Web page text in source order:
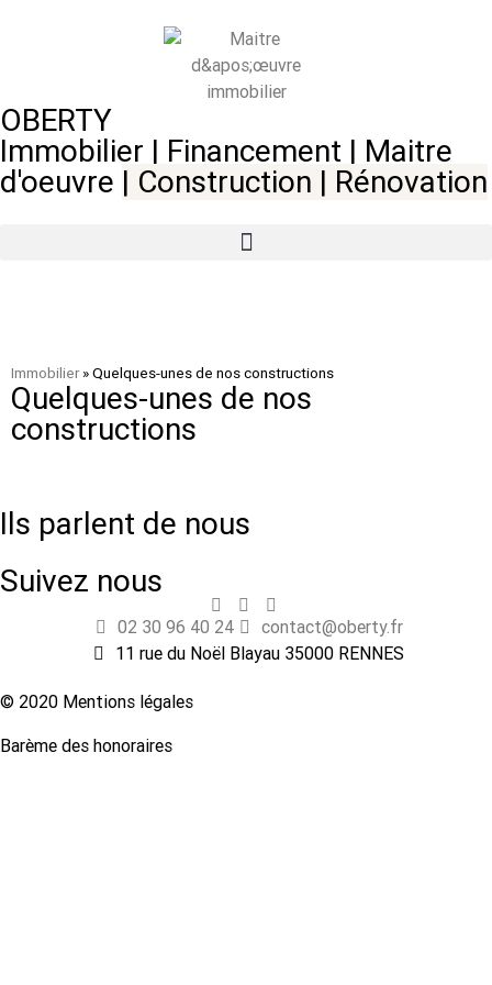
OBERTY
Immobilier | Financement | Maitre
d'oeuvre | Construction | Rénovation
Immobilier»Quelques-unes de nos constructions
Quelques-unes de nos
constructions
Ils parlent de nous
Suivez nous
02 30 96 40 24
contact@oberty.fr
11 rue du Noël Blayau 35000 RENNES
© 2020 Mentions légales
Barème des honoraires